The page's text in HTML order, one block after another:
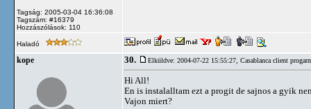
Tagság: 2005-03-04 16:36:08
Tagszám: #16379
Hozzászólások: 110
Haladó
kope 30. Elküldve: 2004-07-22 15:55:27, Casablanca client
Hi All!
En is instalalltam ezt a progit de sajnos a gyik
Vajon miert?